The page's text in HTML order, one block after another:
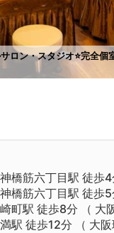
ロン・スタジオ⭐️完全個
橋筋六丁目駅 徒歩4
橋筋六丁目駅 徒歩5
町駅 徒歩8分 （ 大
駅 徒歩12分 （ 大